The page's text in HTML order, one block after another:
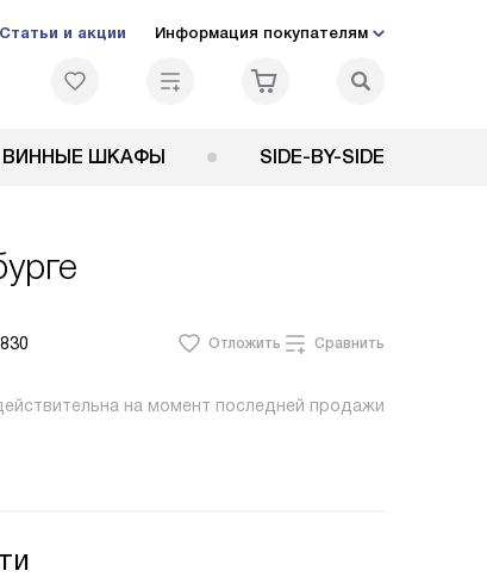
Статьи и акции Информация покупателям
ВИННЫЕ ШКАФЫ SIDE-BY-SIDE
Отложить Сравнить
на момент последней продажи